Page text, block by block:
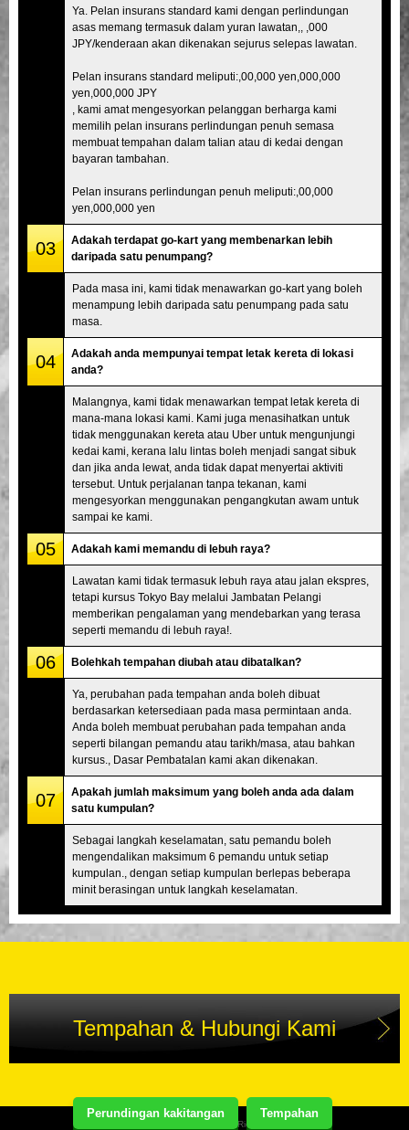
Perundingan kakitangan Tempahan
Ya. Pelan insurans standard kami dengan perlindungan
asas memang termasuk dalam yuran lawatan,, ,000
JPY/kenderaan akan dikenakan sejurus selepas lawatan.
Pelan insurans standard meliputi:,00,000 yen,000,000
yen,000,000 JPY
, kami amat mengesyorkan pelanggan berharga kami
memilih pelan insurans perlindungan penuh semasa
membuat tempahan dalam talian atau di kedai dengan
bayaran tambahan.
Pelan insurans perlindungan penuh meliputi:,00,000
yen,000,000 yen
03
Adakah terdapat go-kart yang membenarkan lebih
daripada satu penumpang?
Pada masa ini, kami tidak menawarkan go-kart yang boleh
menampung lebih daripada satu penumpang pada satu
masa.
04
Adakah anda mempunyai tempat letak kereta di lokasi
anda?
Malangnya, kami tidak menawarkan tempat letak kereta di
mana-mana lokasi kami. Kami juga menasihatkan untuk
tidak menggunakan kereta atau Uber untuk mengunjungi
kedai kami, kerana lalu lintas boleh menjadi sangat sibuk
dan jika anda lewat, anda tidak dapat menyertai aktiviti
tersebut. Untuk perjalanan tanpa tekanan, kami
mengesyorkan menggunakan pengangkutan awam untuk
sampai ke kami.
05 Adakah kami memandu di lebuh raya?
Lawatan kami tidak termasuk lebuh raya atau jalan ekspres,
tetapi kursus Tokyo Bay melalui Jambatan Pelangi
memberikan pengalaman yang mendebarkan yang terasa
seperti memandu di lebuh raya!.
06 Bolehkah tempahan diubah atau dibatalkan?
Ya, perubahan pada tempahan anda boleh dibuat
berdasarkan ketersediaan pada masa permintaan anda.
Anda boleh membuat perubahan pada tempahan anda
seperti bilangan pemandu atau tarikh/masa, atau bahkan
kursus., Dasar Pembatalan kami akan dikenakan.
07
Apakah jumlah maksimum yang boleh anda ada dalam
satu kumpulan?
Sebagai langkah keselamatan, satu pemandu boleh
mengendalikan maksimum 6 pemandu untuk setiap
kumpulan., dengan setiap kumpulan berlepas beberapa
minit berasingan untuk langkah keselamatan.
Tempahan & Hubungi Kami
Copyright(C) Street Kart Tour. All Rights Reserved.